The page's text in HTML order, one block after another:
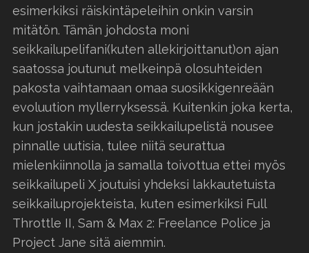
esimerkiksi räiskintäpeleihin onkin varsin
mitätön. Tämän johdosta moni
seikkailupelifani(kuten allekirjoittanut)on ajan
saatossa joutunut melkeinpä olosuhteiden
pakosta vaihtamaan omaa suosikkigenreään
evoluution myllerryksessä. Kuitenkin joka kerta,
kun jostakin uudesta seikkailupelistä nousee
pinnalle uutisia, tulee niitä seurattua
mielenkiinnolla ja samalla toivottua ettei myös
seikkailupeli X joutuisi yhdeksi lakkautetuista
seikkailuprojekteista, kuten esimerkiksi Full
Throttle II, Sam & Max 2: Freelance Police ja
Project Jane sitä aiemmin.